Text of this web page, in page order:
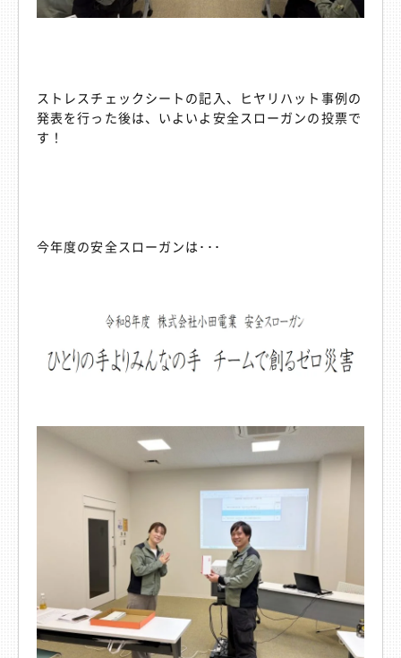
ストレスチェックシートの記入、ヒヤリハット事例の
発表を行った後は、いよいよ安全スローガンの投票で
す！
今年度の安全スローガンは･･･